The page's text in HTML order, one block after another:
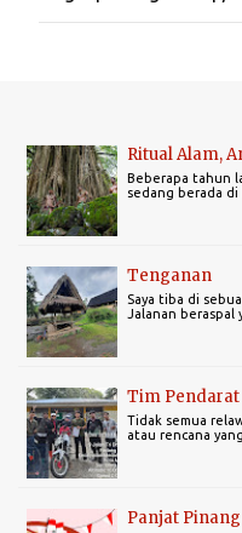
s
m
e
n
t
Ritual Alam,
Beberapa tahun
sedang berada di
Tenganan
Saya tiba di
Jalanan beraspal
Tim Pendarat
Tidak semua
atau rencana
Panjat Pinang